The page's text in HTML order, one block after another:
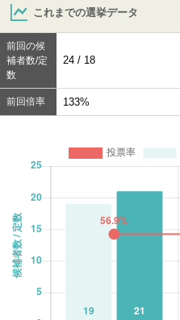
これまでの選挙データ
前回の候
補者数/定
数
24 / 18
前回倍率 133%